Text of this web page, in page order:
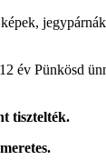
képek,
Pünkösd
tisztelték.